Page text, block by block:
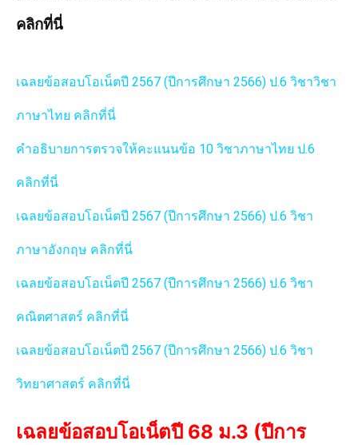
คลิกที่นี่
เฉลยข้อสอบโอเน็ตปี 2567 (ปีการศึกษา 2566) ป.6 วิชาวิชา
ภาษาไทย คลิกที่นี่
คำอธิบายการตรวจให้คะแนนข้อ 10 วิชาภาษาไทย ป.6
คลิกที่นี่
เฉลยข้อสอบโอเน็ตปี 2567 (ปีการศึกษา 2566) ป.6 วิชา
ภาษาอังกฤษ คลิกที่นี่
เฉลยข้อสอบโอเน็ตปี 2567 (ปีการศึกษา 2566) ป.6 วิชา
คณิตศาสตร์ คลิกที่นี่
เฉลยข้อสอบโอเน็ตปี 2567 (ปีการศึกษา 2566) ป.6 วิชา
วิทยาศาสตร์ คลิกที่นี่
เฉลยข้อสอบโอเน็ตปี 68 ม.3 (ปีการ